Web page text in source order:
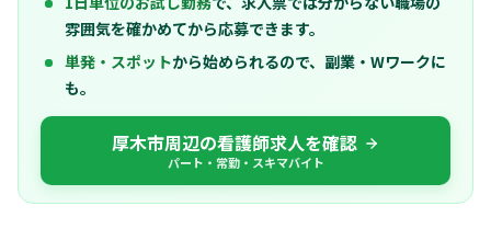
雰囲気を確かめてから応募できます。
単発・スポットから始められるので、副業・Wワークに
も。
厚木市周辺の看護師求人を確認
パート・常勤・スキマバイト